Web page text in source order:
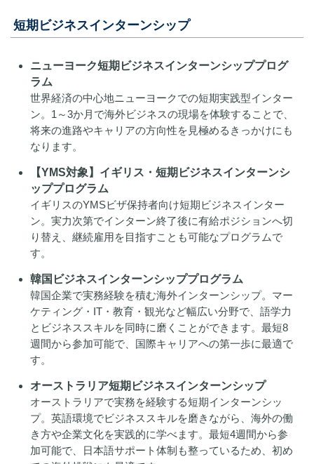
短期ビジネスインターンシップ
ニューヨーク短期ビジネスインターンシッププログ
ラム
世界経済の中心地ニューヨークでの短期実践型インター
ン。1～3か月で海外ビジネスの現場を体験することで、
将来の進路やキャリアの方向性を見極めるきっかけにも
なります。
【YMS対象】イギリス・短期ビジネスインターンシ
ッププログラム
イギリスのYMSビザ保持者向け短期ビジネスインター
ン。実力次第でインターン終了後に有給ポジションへ切
り替え、継続雇用を目指すことも可能なプログラムで
す。
韓国ビジネスインターンシッププログラム
韓国企業で実務経験を積む海外インターンシップ。マー
ケティング・IT・教育・観光など幅広い分野で、語学力
とビジネススキルを同時に磨くことができます。最短8
週間から参加可能で、国際キャリアへの第一歩に最適で
す。
オーストラリア短期ビジネスインターンシップ
オーストラリアで実務を経験する短期インターンシッ
プ。英語環境でビジネススキルを磨きながら、海外の働
き方や企業文化を実践的に学べます。最短4週間から参
加可能で、日本語サポート体制も整っているため、初め